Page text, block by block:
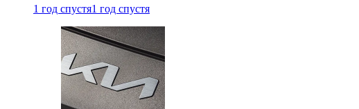
1 год спустя1 год спустя